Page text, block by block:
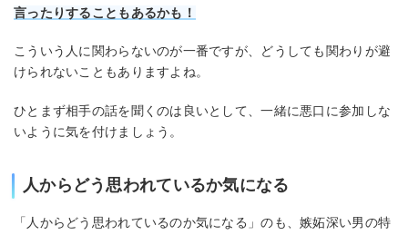
言ったりすることもあるかも！
こういう人に関わらないのが一番ですが、どうしても関わりが避
けられないこともありますよね。
ひとまず相手の話を聞くのは良いとして、一緒に悪口に参加しな
いように気を付けましょう。
人からどう思われているか気になる
「人からどう思われているのか気になる」のも、嫉妬深い男の特